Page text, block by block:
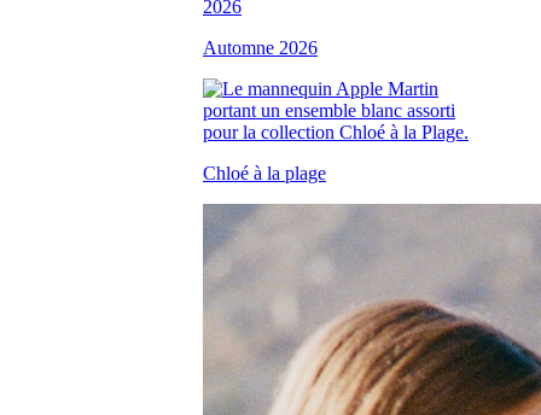
Automne 2026
Chloé à la plage